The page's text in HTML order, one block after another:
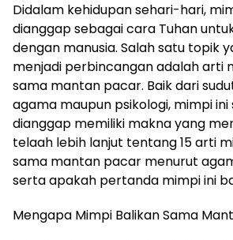
Didalam kehidupan sehari-hari,
dianggap sebagai cara Tuhan
dengan manusia. Salah satu topik
menjadi perbincangan adalah arti
sama mantan pacar. Baik dari
agama maupun psikologi, mimpi ini
dianggap memiliki makna yang
telaah lebih lanjut tentang 15 arti
sama mantan pacar menurut
serta apakah pertanda mimpi ini
Mengapa Mimpi Balikan Sama